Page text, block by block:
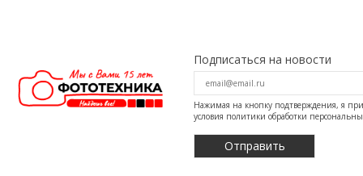
Подписаться на новости
Нажимая на кнопку подтверждения, я
условия политики обработки